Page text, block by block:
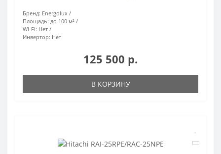
Бренд: Energolux
Площадь: до 100 м²
Wi-Fi: Нет
Инвертор: Нет
125 500 р.
В КОРЗИНУ